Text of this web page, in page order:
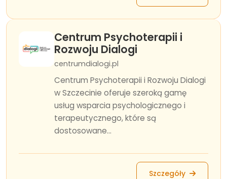
Centrum Psychoterapii i
Rozwoju Dialogi
centrumdialogi.pl
Centrum Psychoterapii i Rozwoju Dialogi
w Szczecinie oferuje szeroką gamę
usług wsparcia psychologicznego i
terapeutycznego, które są
dostosowane...
Szczegóły